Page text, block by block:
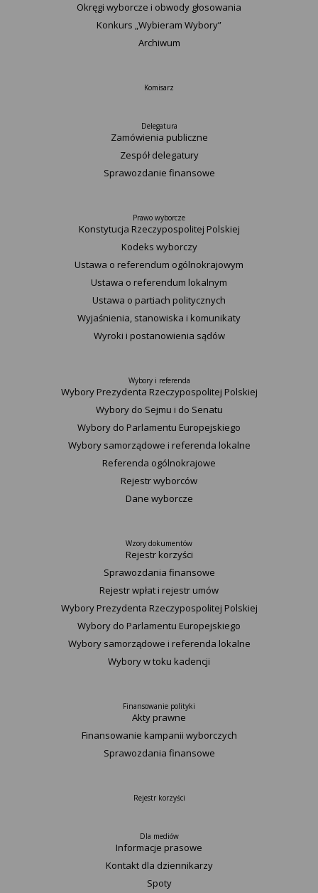
Okręgi wyborcze i obwody głosowania
Konkurs „Wybieram Wybory”
Archiwum
Komisarz
Delegatura
Zamówienia publiczne
Zespół delegatury
Sprawozdanie finansowe
Prawo wyborcze
Konstytucja Rzeczypospolitej Polskiej​
Kodeks wyborczy
Ustawa o referendum ogólnokrajowym
Ustawa o referendum lokalnym
Ustawa o partiach politycznych
Wyjaśnienia, stanowiska i komunikaty
Wyroki i postanowienia sądów
Wybory i referenda
Wybory Prezydenta Rzeczypospolitej Polskiej
Wybory do Sejmu i do Senatu
Wybory do Parlamentu Europejskiego
Wybory samorządowe i referenda lokalne
Referenda ogólnokrajowe
Rejestr wyborców
Dane wyborcze
Wzory dokumentów
Rejestr korzyści
Sprawozdania finansowe
Rejestr wpłat i rejestr umów
Wybory Prezydenta Rzeczypospolitej Polskiej
Wybory do Parlamentu Europejskiego
Wybory samorządowe i referenda lokalne
Wybory w toku kadencji
Finansowanie polityki
Akty prawne
Finansowanie kampanii wyborczych
Sprawozdania finansowe
Rejestr korzyści
Dla mediów
Informacje prasowe
Kontakt dla dziennikarzy
Spoty